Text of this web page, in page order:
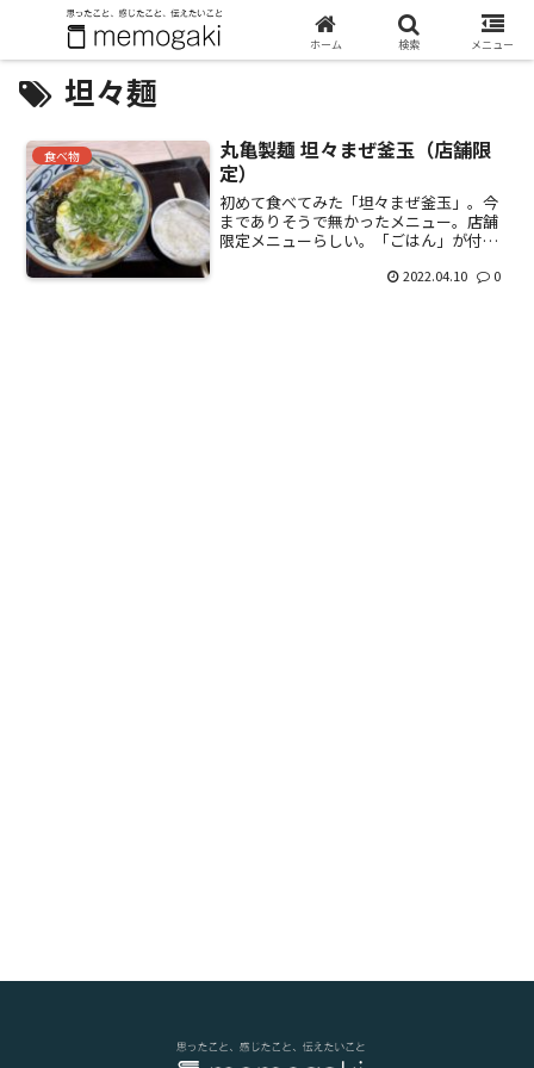
坦々麺
食べ物
丸亀製麺 坦々まぜ釜玉（店舗限
定）
初めて食べてみた「坦々まぜ釜玉」。今
までありそうで無かったメニュー。店舗
限定メニューらしい。「ごはん」が付い
坦々肉を絡めて食べるようで。ごまだれ
2022.04.10 0
ホーム 検索 メニュー